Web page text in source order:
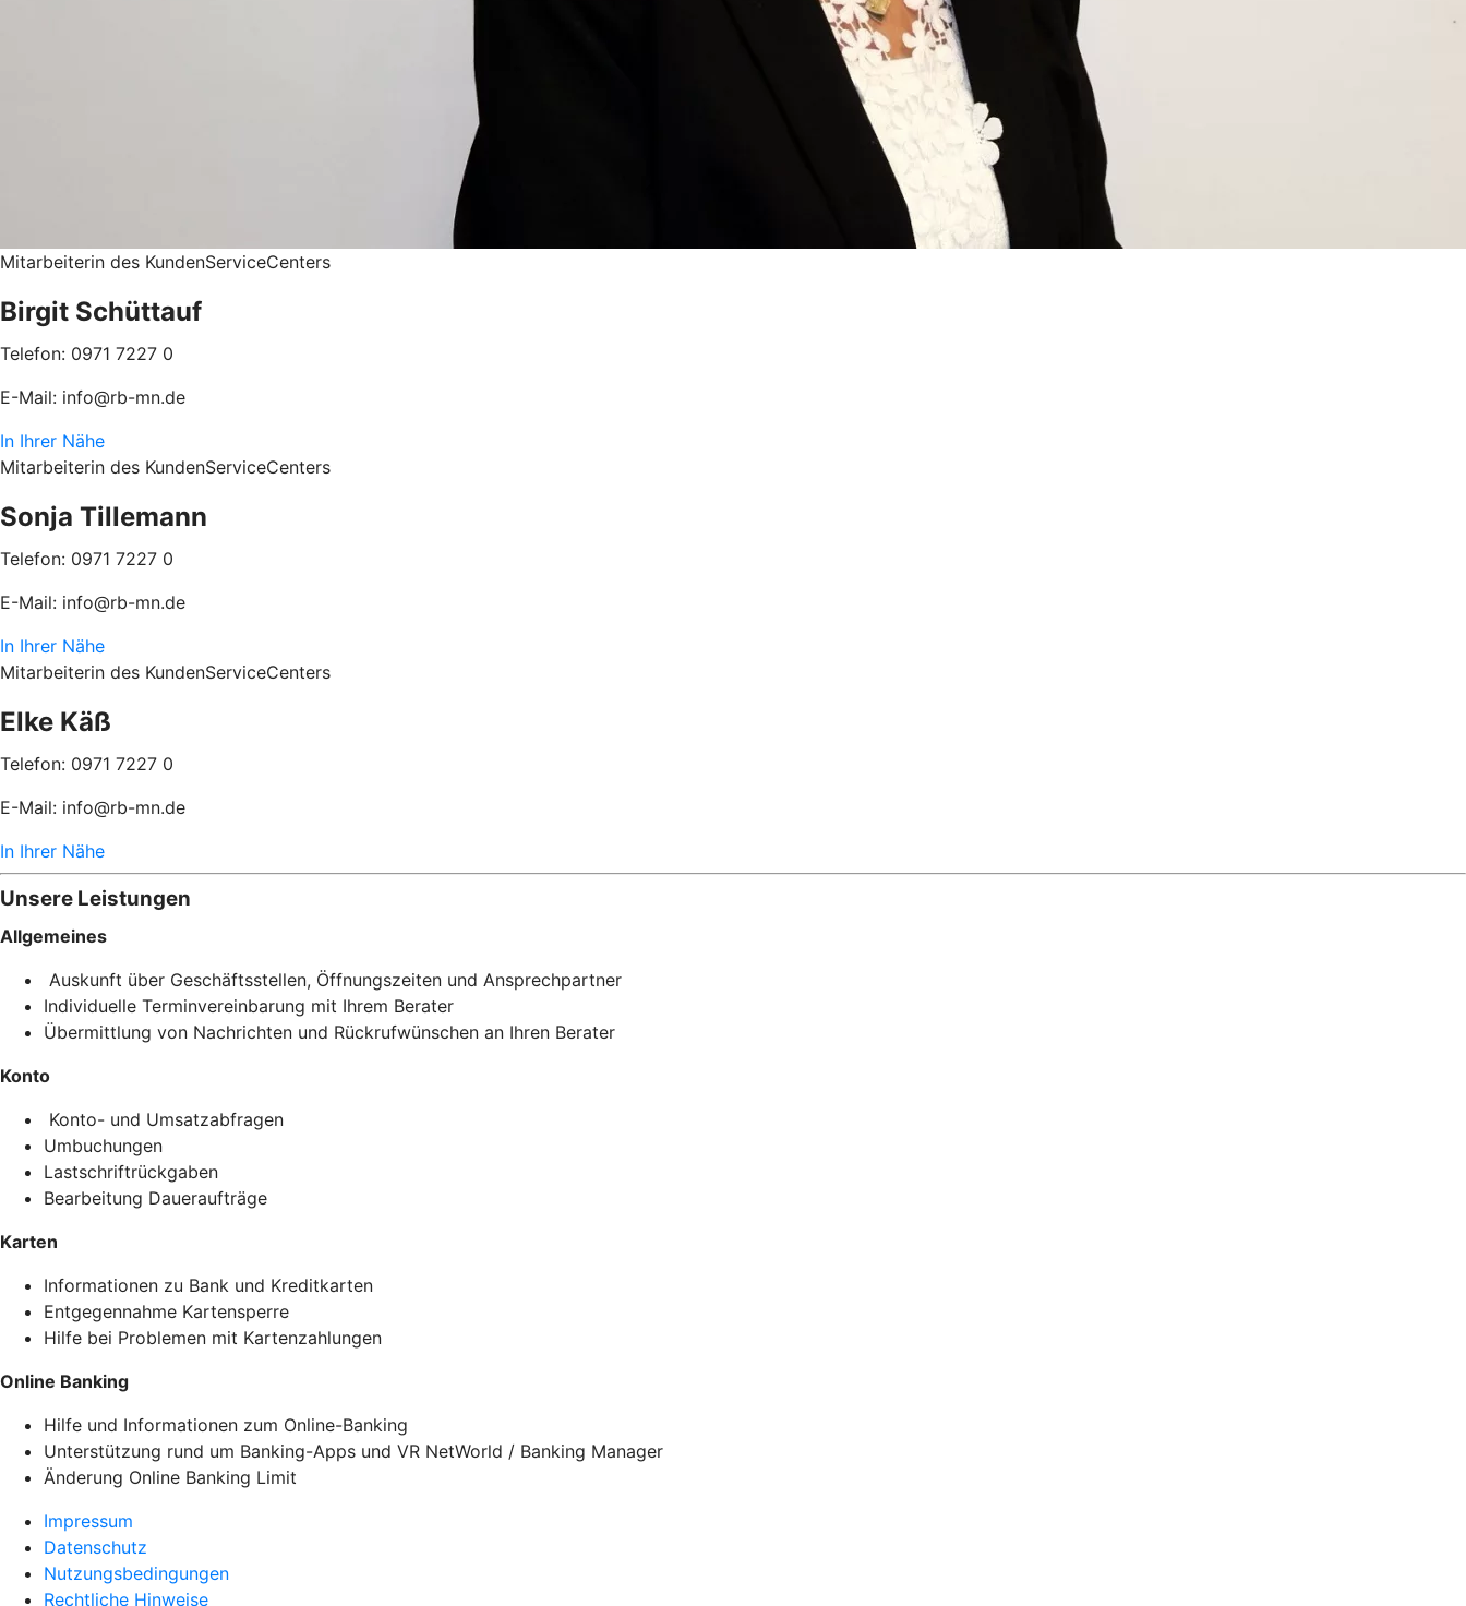
Mitarbeiterin des KundenServiceCenters
Birgit Schüttauf
Telefon: 0971 7227 0
E-Mail: info@rb-mn.de
In Ihrer Nähe
Mitarbeiterin des KundenServiceCenters
Sonja Tillemann
Telefon: 0971 7227 0
E-Mail: info@rb-mn.de
In Ihrer Nähe
Mitarbeiterin des KundenServiceCenters
Elke Käß
Telefon: 0971 7227 0
E-Mail: info@rb-mn.de
In Ihrer Nähe
Unsere Leistungen
Allgemeines
Auskunft über Geschäftsstellen, Öffnungszeiten und Ansprechpartner
Individuelle Terminvereinbarung mit Ihrem Berater
Übermittlung von Nachrichten und Rückrufwünschen an Ihren Berater
Konto
Konto- und Umsatzabfragen
Umbuchungen
Lastschriftrückgaben
Bearbeitung Daueraufträge
Karten
Informationen zu Bank und Kreditkarten
Entgegennahme Kartensperre
Hilfe bei Problemen mit Kartenzahlungen
Online Banking
Hilfe und Informationen zum Online-Banking
Unterstützung rund um Banking-Apps und VR NetWorld / Banking Manager
Änderung Online Banking Limit
Impressum
Datenschutz
Nutzungsbedingungen
Rechtliche Hinweise